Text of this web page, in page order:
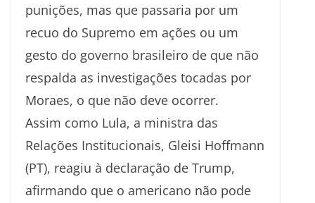
punições, mas que passaria por um
recuo do Supremo em ações ou um
gesto do governo brasileiro de que não
respalda as investigações tocadas por
Moraes, o que não deve ocorrer.
Assim como Lula, a ministra das
Relações Institucionais, Gleisi Hoffmann
(PT), reagiu à declaração de Trump,
afirmando que o americano não pode